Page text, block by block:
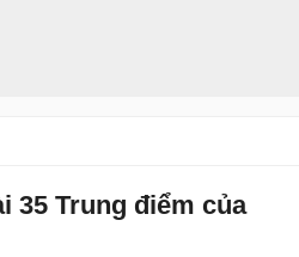
35 Trung điểm của